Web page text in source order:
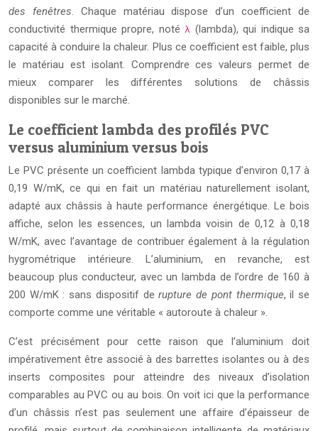
des fenêtres . Chaque matériau dispose d’un coefficient de
conductivité thermique propre, noté λ (lambda), qui indique sa
capacité à conduire la chaleur. Plus ce coefficient est faible, plus
le matériau est isolant. Comprendre ces valeurs permet de
mieux comparer les différentes solutions de châssis
disponibles sur le marché.
Le coefficient lambda des profilés PVC
versus aluminium versus bois
Le PVC présente un coefficient lambda typique d’environ 0,17 à
0,19 W/mK, ce qui en fait un matériau naturellement isolant,
adapté aux châssis à haute performance énergétique. Le bois
affiche, selon les essences, un lambda voisin de 0,12 à 0,18
W/mK, avec l’avantage de contribuer également à la régulation
hygrométrique intérieure. L’aluminium, en revanche, est
beaucoup plus conducteur, avec un lambda de l’ordre de 160 à
200 W/mK : sans dispositif derupture de pont thermique, il se
comporte comme une véritable « autoroute à chaleur ».
C’est précisément pour cette raison que l’aluminium doit
impérativement être associé à des barrettes isolantes ou à des
inserts composites pour atteindre des niveaux d’isolation
comparables au PVC ou au bois. On voit ici que la performance
d’un châssis n’est pas seulement une affaire d’épaisseur de